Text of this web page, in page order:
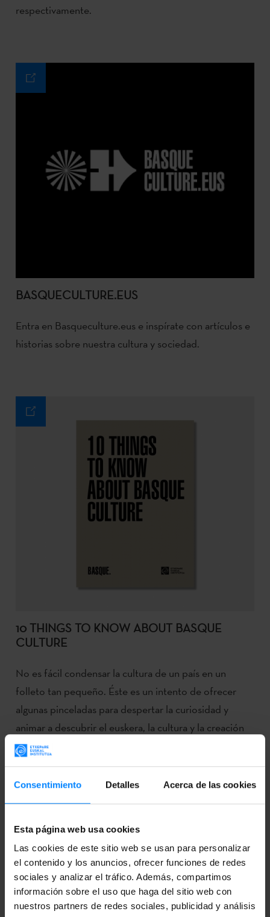
Consentimiento Detalles Acerca de las cookies
Esta página web usa cookies
Las cookies de este sitio web se usan para personalizar
el contenido y los anuncios, ofrecer funciones de redes
sociales y analizar el tráfico. Además, compartimos
información sobre el uso que haga del sitio web con
nuestros partners de redes sociales, publicidad y análisis
respectivamente.
BASQUECULTURE.EUS
Entra en Basqueculture.eus e inspírate con artículos e
historias sobre nuestra cultura y sociedad.
10 THINGS TO KNOW ABOUT BASQUE
CULTURE
No es fácil condensar la cultura de un país en un
folleto tan pequeño. Éste es un intento de ofrecer
algunas pinceladas para despertar la curiosidad y
animar a descubrir el euskera, la cultura y la creación
contemporánea vasca.